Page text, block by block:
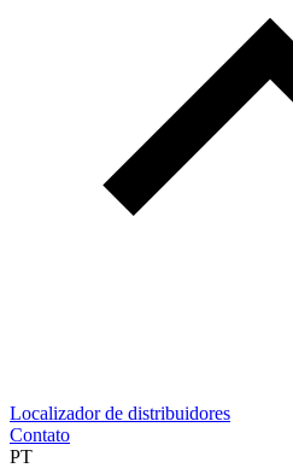
Localizador de distribuidores
Contato
PT